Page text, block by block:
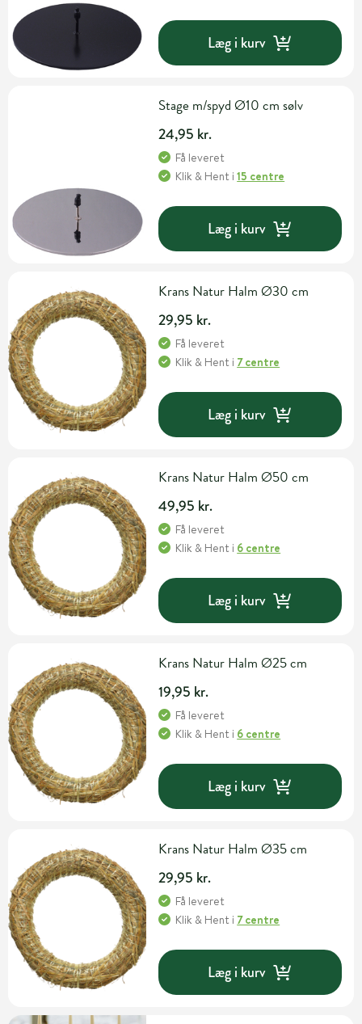
Læg i kurv
Stage m/spyd Ø10 cm sølv
24,95 kr.
Få leveret
Klik & Hent i15 centre
Læg i kurv
Krans Natur Halm Ø30 cm
29,95 kr.
Få leveret
Klik & Hent i 7 centre
Læg i kurv
Krans Natur Halm Ø50 cm
49,95 kr.
Få leveret
Klik & Hent i 6 centre
Læg i kurv
Krans Natur Halm Ø25 cm
19,95 kr.
Få leveret
Klik & Hent i 6 centre
Læg i kurv
Krans Natur Halm Ø35 cm
29,95 kr.
Få leveret
Klik & Hent i 7 centre
Læg i kurv